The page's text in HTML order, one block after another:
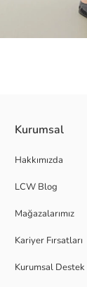
Kurumsal
Hakkımızda
LCW Blog
Mağazalarımız
Kariyer Fırsatları
Kurumsal Destek